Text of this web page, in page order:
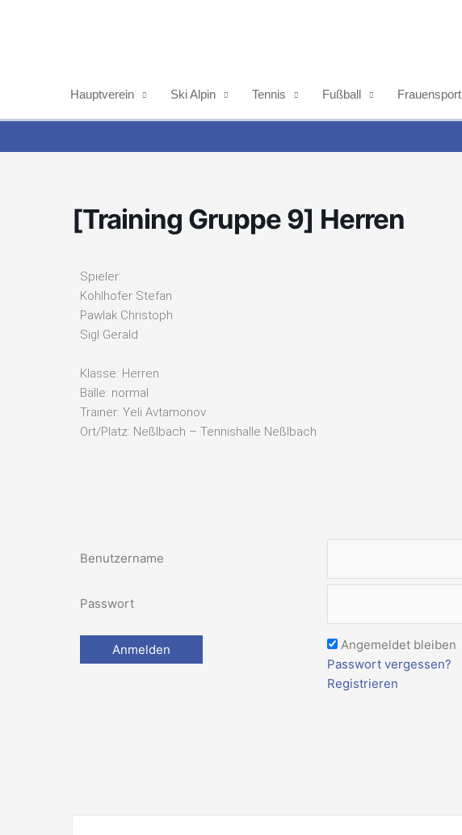
Hauptverein Ski Alpin Tennis Fußball Frauensport
[Training Gruppe 9] Herren
Spieler:
Kohlhofer Stefan
Pawlak Christoph
Sigl Gerald
Klasse: Herren
Bälle: normal
Trainer: Yeli Avtamonov
Ort/Platz: Neßlbach – Tennishalle Neßlbach
Benutzername
Passwort
Angemeldet bleiben
Passwort vergessen?
Registrieren